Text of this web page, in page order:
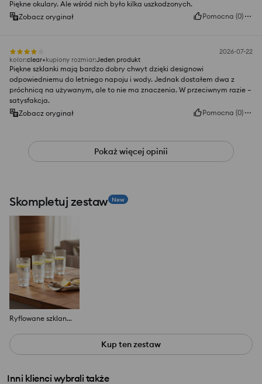
Piękne okulary. Ale wśród nich było kilka uszkodzonych.
Zobacz oryginał
Pomocna (0)
2026-07-22
kolor:clear kupiony rozmiar:Jeden produkt
Piękne szklanki mają bardzo dobry chwyt dzięki designowi
odpowiedniemu do letniego napoju i wody. Jednak dostałem dwa z
próchnicą na używanym, ale to nie ma znaczenia. W przeciwnym razie –
satysfakcja.
Zobacz oryginał
Pomocna (0)
Pokaż więcej opinii
Skompletuj zestaw New
Ryflowane szklanki 4 pack
Kup ten zestaw
Inni klienci wybrali także